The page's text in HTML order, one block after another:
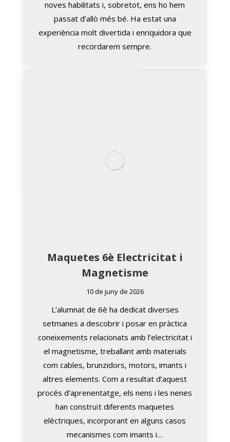
noves habilitats i, sobretot, ens ho hem
passat d’allò més bé. Ha estat una
experiència molt divertida i enriquidora que
recordarem sempre.
Maquetes 6è Electricitat i
Magnetisme
10 de juny de 2026
L’alumnat de 6è ha dedicat diverses
setmanes a descobrir i posar en pràctica
coneixements relacionats amb l’electricitat i
el magnetisme, treballant amb materials
com cables, brunzidors, motors, imants i
altres elements. Com a resultat d’aquest
procés d’aprenentatge, els nens i les nenes
han construït diferents maquetes
elèctriques, incorporant en alguns casos
mecanismes com imants i…